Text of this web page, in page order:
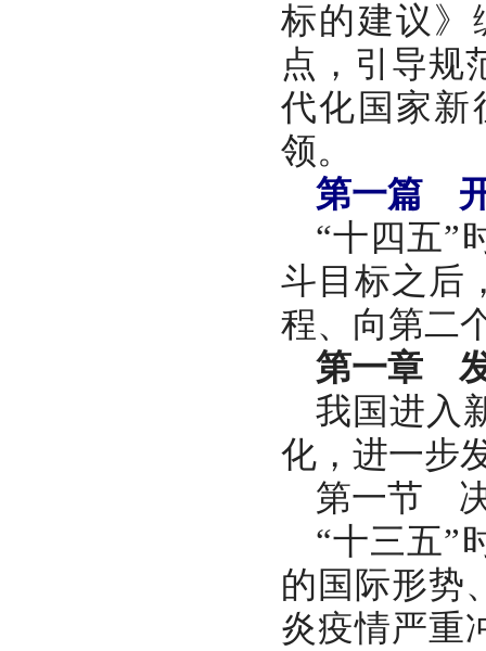
标的建议》
点，引导规
代化国家新
领。
第一篇 开
“十四五”
斗目标之后
程、向第二
第一章
我国进入
化，进一步
第一节 决
“十三五”
的国际形势
炎疫情严重